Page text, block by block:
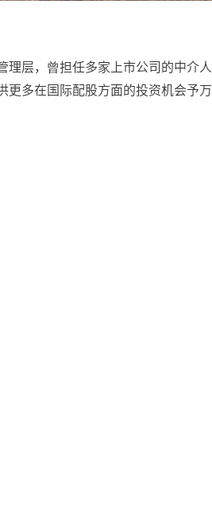
理层，曾担任多家上市公司的中介
更多在国际配股方面的投资机会予